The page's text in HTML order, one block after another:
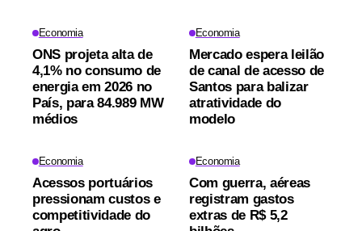
Economia
ONS projeta alta de
4,1% no consumo de
energia em 2026 no
País, para 84.989 MW
médios
Economia
Mercado espera leilão
de canal de acesso de
Santos para balizar
atratividade do
modelo
Economia
Acessos portuários
pressionam custos e
competitividade do
Economia
Com guerra, aéreas
registram gastos
extras de R$ 5,2